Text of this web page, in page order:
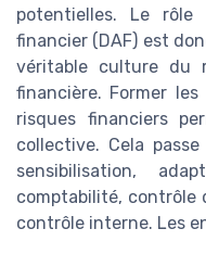
potentielles. Le
financier (DAF) est
véritable culture du
financière. Former
risques financiers
collective. Cela
sensibilisation,
comptabilité, contrôle
contrôle interne. Les